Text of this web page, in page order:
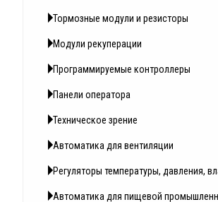
Тормозные модули и резисторы
Модули рекуперации
Программируемые контроллеры
Панели оператора
Техническое зрение
Автоматика для вентиляции
Регуляторы температуры, давления,
Автоматика для пищевой